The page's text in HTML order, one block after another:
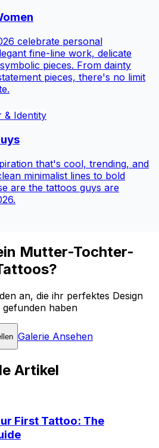
celebrate personal
fine-line work, delicate
pieces. From dainty
pieces, there's no limit
& Identity
that's cool, trending, and
minimalist lines to bold
are the tattoos guys are
Mutter-Tochter-
an, die ihr perfektes Design
gefunden haben
Galerie Ansehen
Artikel
First Tattoo: The